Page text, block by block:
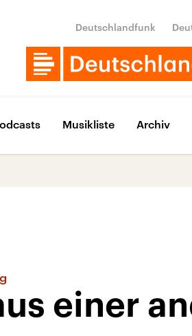
Deutschlandfunk
Musikliste Archiv
einer